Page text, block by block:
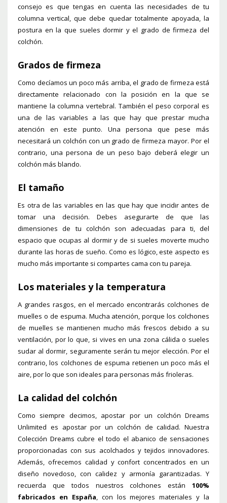
consejo es que tengas en cuenta las necesidades de tu
columna vertical, que debe quedar totalmente apoyada, la
postura en la que sueles dormir y el grado de firmeza del
colchón.
Grados de firmeza
Como decíamos un poco más arriba, el grado de firmeza está
directamente relacionado con la posición en la que se
mantiene la columna vertebral. También el peso corporal es
una de las variables a las que hay que prestar mucha
atención en este punto. Una persona que pese más
necesitará un colchón con un grado de firmeza mayor. Por el
contrario, una persona de un peso bajo deberá elegir un
colchón más blando.
El tamaño
Es otra de las variables en las que hay que incidir antes de
tomar una decisión. Debes asegurarte de que las
dimensiones de tu colchón son adecuadas para ti, del
espacio que ocupas al dormir y de si sueles moverte mucho
durante las horas de sueño. Como es lógico, este aspecto es
mucho más importante si compartes cama con tu pareja.
Los materiales y la temperatura
A grandes rasgos, en el mercado encontrarás colchones de
muelles o de espuma. Mucha atención, porque los colchones
de muelles se mantienen mucho más frescos debido a su
ventilación, por lo que, si vives en una zona cálida o sueles
sudar al dormir, seguramente serán tu mejor elección. Por el
contrario, los colchones de espuma retienen un poco más el
aire, por lo que son ideales para personas más frioleras.
La calidad del colchón
Como siempre decimos, apostar por un colchón Dreams
Unlimited es apostar por un colchón de calidad. Nuestra
Colección Dreams cubre el todo el abanico de sensaciones
proporcionadas con sus acolchados y tejidos innovadores.
Además, ofrecemos calidad y confort concentrados en un
diseño novedoso, con calidez y armonía garantizadas. Y
recuerda que todos nuestros colchones están 100%
fabricados en España , con los mejores materiales y la